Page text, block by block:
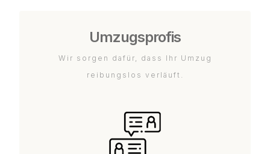
Umzugsprofis
Wir sorgen dafür, dass Ihr Umzug
reibungslos verläuft.